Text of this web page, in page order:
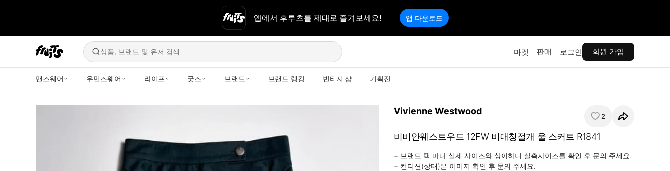
앱에서 후루츠를 제대로 즐겨보세요! 앱 다운로드
상품, 브랜드 및 유저 검색 마켓 판매 로그인 회원 가입
맨즈웨어 우먼즈웨어 라이프 굿즈 브랜드 브랜드 랭킹 빈티지 샵 기획전
Vivienne Westwood 2
비비안웨스트우드 12FW 비대칭절개 울 스커트 R1841
+ 브랜드 택 마다 실제 사이즈와 상이하니 실측사이즈를 확인 후 문의 주세요.
+ 컨디션(상태)은 이미지 확인 후 문의 주세요.